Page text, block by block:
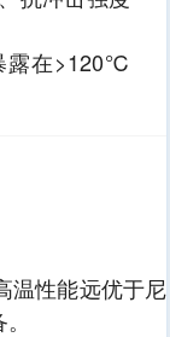
露在>120℃
温性能远优于尼